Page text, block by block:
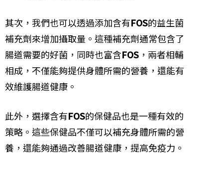
其次，我們也可以透過添加含有FOS的益生菌
補充劑來增加攝取量。這種補充劑通常包含了
腸道需要的好菌，同時也富含FOS ，兩者相輔
相成，不僅能夠提供身體所需的營養，還能有
效維護腸道健康。
此外，選擇含有FOS的保健品也是一種有效的
策略。這些保健品不僅可以補充身體所需的營
養，還能夠通過改善腸道健康，提高免疫力。